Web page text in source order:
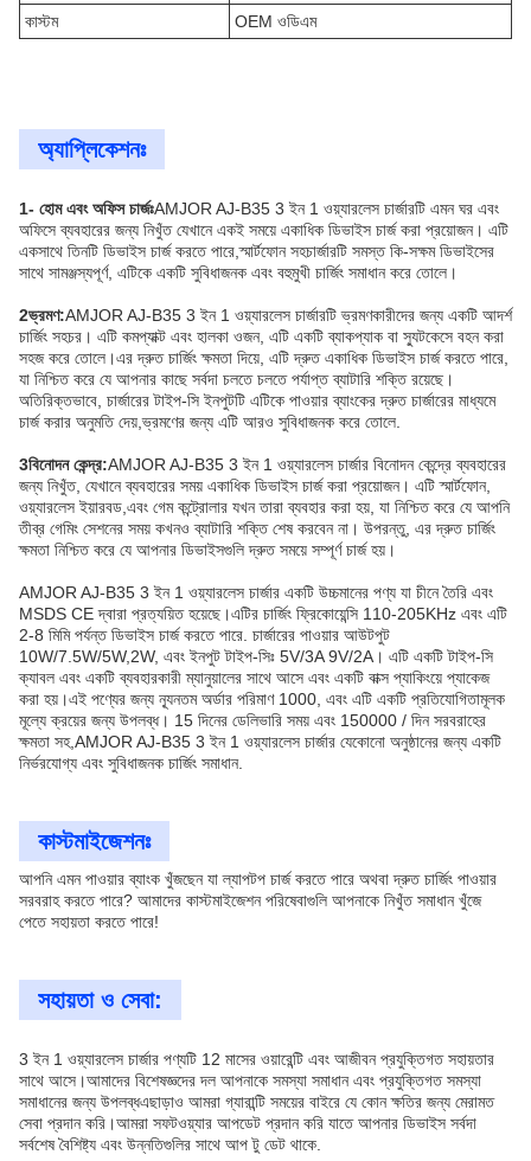
কাস্টম
OEM ওডিএম
অ্যাপ্লিকেশনঃ
1- হোম এবং অফিস চার্জঃAMJOR AJ-B35 3 ইন 1 ওয়্যারলেস চার্জারটি এমন ঘর এবং
অফিসে ব্যবহারের জন্য নিখুঁত যেখানে একই সময়ে একাধিক ডিভাইস চার্জ করা প্রয়োজন। এটি
একসাথে তিনটি ডিভাইস চার্জ করতে পারে,স্মার্টফোন সহচার্জারটি সমস্ত কি-সক্ষম ডিভাইসের
সাথে সামঞ্জস্যপূর্ণ, এটিকে একটি সুবিধাজনক এবং বহুমুখী চার্জিং সমাধান করে তোলে।
2ভ্রমণ:AMJOR AJ-B35 3 ইন 1 ওয়্যারলেস চার্জারটি ভ্রমণকারীদের জন্য একটি আদর্শ
চার্জিং সহচর। এটি কমপ্যাক্ট এবং হালকা ওজন, এটি একটি ব্যাকপ্যাক বা স্যুটকেসে বহন করা
সহজ করে তোলে।এর দ্রুত চার্জিং ক্ষমতা দিয়ে, এটি দ্রুত একাধিক ডিভাইস চার্জ করতে পারে,
যা নিশ্চিত করে যে আপনার কাছে সর্বদা চলতে চলতে পর্যাপ্ত ব্যাটারি শক্তি রয়েছে।
অতিরিক্তভাবে, চার্জারের টাইপ-সি ইনপুটটি এটিকে পাওয়ার ব্যাংকের দ্রুত চার্জারের মাধ্যমে
চার্জ করার অনুমতি দেয়,ভ্রমণের জন্য এটি আরও সুবিধাজনক করে তোলে.
3বিনোদন কেন্দ্র:AMJOR AJ-B35 3 ইন 1 ওয়্যারলেস চার্জার বিনোদন কেন্দ্রে ব্যবহারের
জন্য নিখুঁত, যেখানে ব্যবহারের সময় একাধিক ডিভাইস চার্জ করা প্রয়োজন। এটি স্মার্টফোন,
ওয়্যারলেস ইয়ারবড,এবং গেম কন্ট্রোলার যখন তারা ব্যবহার করা হয়, যা নিশ্চিত করে যে আপনি
তীব্র গেমিং সেশনের সময় কখনও ব্যাটারি শক্তি শেষ করবেন না। উপরন্তু, এর দ্রুত চার্জিং
ক্ষমতা নিশ্চিত করে যে আপনার ডিভাইসগুলি দ্রুত সময়ে সম্পূর্ণ চার্জ হয়।
AMJOR AJ-B35 3 ইন 1 ওয়্যারলেস চার্জার একটি উচ্চমানের পণ্য যা চীনে তৈরি এবং
MSDS CE দ্বারা প্রত্যয়িত হয়েছে।এটির চার্জিং ফ্রিকোয়েন্সি 110-205KHz এবং এটি
2-8 মিমি পর্যন্ত ডিভাইস চার্জ করতে পারে. চার্জারের পাওয়ার আউটপুট
10W/7.5W/5W,2W, এবং ইনপুট টাইপ-সিঃ 5V/3A 9V/2A। এটি একটি টাইপ-সি
ক্যাবল এবং একটি ব্যবহারকারী ম্যানুয়ালের সাথে আসে এবং একটি বাক্স প্যাকিংয়ে প্যাকেজ
করা হয়।এই পণ্যের জন্য ন্যূনতম অর্ডার পরিমাণ 1000, এবং এটি একটি প্রতিযোগিতামূলক
মূল্যে ক্রয়ের জন্য উপলব্ধ। 15 দিনের ডেলিভারি সময় এবং 150000 / দিন সরবরাহের
ক্ষমতা সহ,AMJOR AJ-B35 3 ইন 1 ওয়্যারলেস চার্জার যেকোনো অনুষ্ঠানের জন্য একটি
নির্ভরযোগ্য এবং সুবিধাজনক চার্জিং সমাধান.
কাস্টমাইজেশনঃ
আপনি এমন পাওয়ার ব্যাংক খুঁজছেন যা ল্যাপটপ চার্জ করতে পারে অথবা দ্রুত চার্জিং পাওয়ার
সরবরাহ করতে পারে? আমাদের কাস্টমাইজেশন পরিষেবাগুলি আপনাকে নিখুঁত সমাধান খুঁজে
পেতে সহায়তা করতে পারে!
সহায়তা ও সেবা:
3 ইন 1 ওয়্যারলেস চার্জার পণ্যটি 12 মাসের ওয়ারেন্টি এবং আজীবন প্রযুক্তিগত সহায়তার
সাথে আসে।আমাদের বিশেষজ্ঞদের দল আপনাকে সমস্যা সমাধান এবং প্রযুক্তিগত সমস্যা
সমাধানের জন্য উপলব্ধএছাড়াও আমরা গ্যারান্টি সময়ের বাইরে যে কোন ক্ষতির জন্য মেরামত
সেবা প্রদান করি।আমরা সফটওয়্যার আপডেট প্রদান করি যাতে আপনার ডিভাইস সর্বদা
সর্বশেষ বৈশিষ্ট্য এবং উন্নতিগুলির সাথে আপ টু ডেট থাকে.